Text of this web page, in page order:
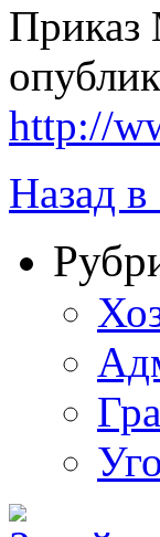
Приказ
http://
Назад